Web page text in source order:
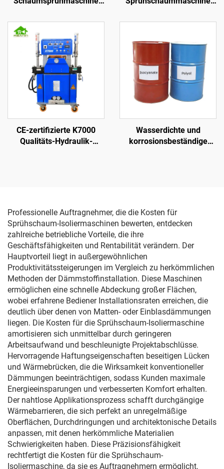
Wanddämmung und
CE-zertifizierte K7000
Qualitäts-Hydraulik-
Wasserdichte und
korrosionsbeständige
Professionelle Auftragnehmer, die die Kosten für
Sprühschaum-Isoliermaschinen bewerten, entdecken
zahlreiche betriebliche Vorteile, die ihre
Geschäftsfähigkeiten und Rentabilität verändern. Der
Hauptvorteil liegt in außergewöhnlichen
Produktivitätssteigerungen im Vergleich zu herkömmlichen
Methoden der Dämmstoffinstallation. Diese Maschinen
ermöglichen eine schnelle Abdeckung großer Flächen,
wobei erfahrene Bediener Installationsraten erreichen, die
deutlich über denen von Matten- oder Einblasdämmungen
liegen. Die Kosten für die Sprühschaum-Isoliermaschine
amortisieren sich unmittelbar durch geringeren
Arbeitsaufwand und beschleunigte Projektabschlüsse.
Hervorragende Haftungseigenschaften beseitigen Lücken
und Wärmebrücken, die die Wirksamkeit konventioneller
Dämmungen beeinträchtigen, sodass Kunden maximale
Energieeinsparungen und verbesserten Komfort erhalten.
Der nahtlose Applikationsprozess schafft durchgängige
Wärmebarrieren, die sich perfekt an unregelmäßige
Oberflächen, Durchdringungen und architektonische Details
anpassen, mit denen herkömmliche Materialien
Schwierigkeiten haben. Diese Präzisionsfähigkeit
rechtfertigt die Kosten für die Sprühschaum-
Isoliermaschine, da sie es Auftragnehmern ermöglicht,